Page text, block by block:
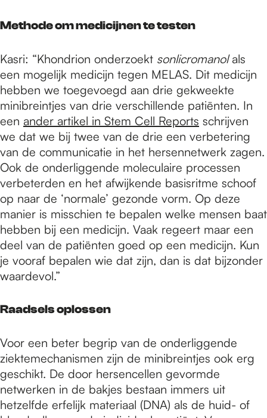
Methode om medicijnen te testen
Kasri: “Khondrion onderzoekt sonlicromanolals
een mogelijk medicijn tegen MELAS. Dit medicijn
hebben we toegevoegd aan drie gekweekte
minibreintjes van drie verschillende patiënten. In
een ander artikel in Stem Cell Reports schrijven
we dat we bij twee van de drie een verbetering
van de communicatie in het hersennetwerk zagen.
Ook de onderliggende moleculaire processen
verbeterden en het afwijkende basisritme schoof
op naar de ‘normale’ gezonde vorm. Op deze
manier is misschien te bepalen welke mensen baat
hebben bij een medicijn. Vaak regeert maar een
deel van de patiënten goed op een medicijn. Kun
je vooraf bepalen wie dat zijn, dan is dat bijzonder
waardevol.”
Raadsels oplossen
Voor een beter begrip van de onderliggende
ziektemechanismen zijn de minibreintjes ook erg
geschikt. De door hersencellen gevormde
netwerken in de bakjes bestaan immers uit
hetzelfde erfelijk materiaal (DNA) als de huid- of